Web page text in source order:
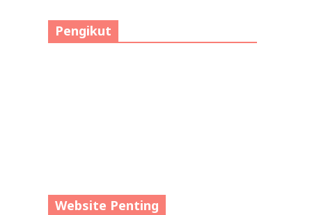
Pengikut
Website Penting